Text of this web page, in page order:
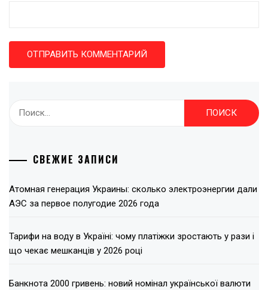
СВЕЖИЕ ЗАПИСИ
Атомная генерация Украины: сколько электроэнергии дали
АЭС за первое полугодие 2026 года
Тарифи на воду в Україні: чому платіжки зростають у рази і
що чекає мешканців у 2026 році
Банкнота 2000 гривень: новий номінал української валюти